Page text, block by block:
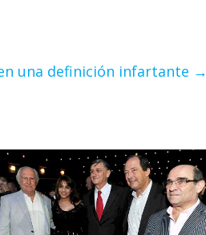
una definición infartante →